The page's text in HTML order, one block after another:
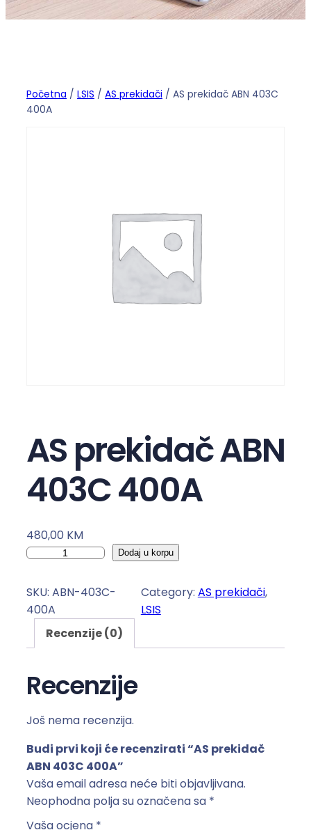
Početna / LSIS / AS prekidači / AS prekidač ABN 403C
400A
AS prekidač ABN
403C 400A
480,00 KM
A
p
r
d
a
A
B
N
4
0
Dodaj u korpu
SKU: ABN-403C-
400A
Category: AS prekidači,
LSIS
Recenzije (0)
Recenzije
Još nema recenzija.
Budi prvi koji će recenzirati “AS prekidač
ABN 403C 400A”
Vaša email adresa neće biti objavljivana.
Neophodna polja su označena sa *
Vaša ocjena *